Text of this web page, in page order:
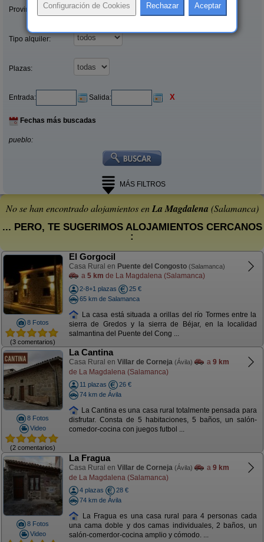
Provincias/Islas:
Tipo alquiler:
Plazas:
Entrada: Salida: X
Fechas más buscadas
pueblo:
MÁS FILTROS
No se han encontrado alojamientos enLa Magdalena (Salamanca)
... PERO, TE SUGERIMOS ALOJAMIENTOS CERCANOS
:
8 Fotos
(3 comentarios)
El Gorgocil
Casa Rural en Puente del Congosto (Salamanca)
a 5 km de La Magdalena (Salamanca)
2-8+1 plazas
25 €
65 km de Salamanca
La casa está situada a orillas del río Tormes entre la
sierra de Gredos y la sierra de Béjar, en la localidad
salmantina del Puente del Cong ...
8 Fotos
Video
(2 comentarios)
La Cantina
Casa Rural en Villar de Corneja (Ávila) a 9 km
de La Magdalena (Salamanca)
11 plazas
26 €
74 km de Ávila
La Cantina es una casa rural totalmente pensada para
disfrutar. Consta de 5 habitaciones, 5 baños, un salón-
comedor-cocina con juegos futbol ...
8 Fotos
Video
La Fragua
Casa Rural en Villar de Corneja (Ávila) a 9 km
de La Magdalena (Salamanca)
4 plazas
28 €
74 km de Ávila
La Fragua es una casa rural para 4 personas cada
una cama doble y dos camas individuales, 2 baños, un
salón-comerdor-cocina amplio y cómodo. ...